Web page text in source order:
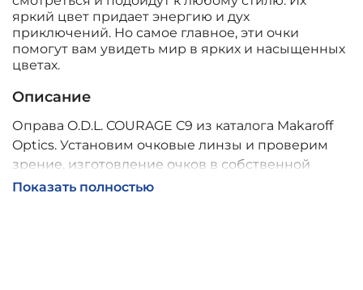
яркий цвет придает энергию и дух
приключений. Но самое главное, эти очки
помогут вам увидеть мир в ярких и насыщенных
цветах.
Описание
Оправа O.D.L. COURAGE C9 из каталога Makaroff
Optics. Установим очковые линзы и проверим
зрение, изготовление очков в собственной
мастерской, обычно 2–5 дней, индивидуальные
Показать полностью